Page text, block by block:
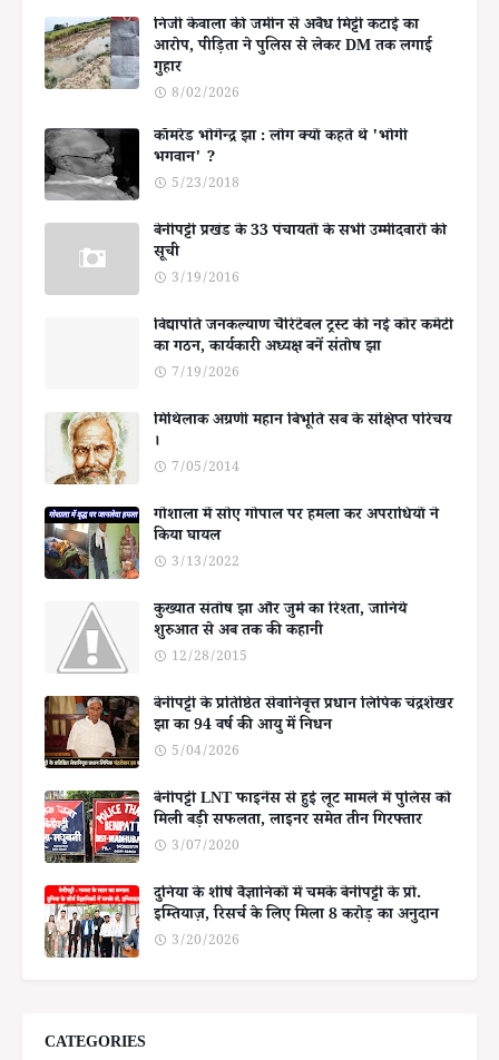
निजी केवाला की जमीन से अवैध मिट्टी कटाई का
आरोप, पीड़िता ने पुलिस से लेकर DM तक लगाई
गुहार
8/02/2026
कॉमरेड भोगेन्द्र झा : लोग क्यों कहते थे 'भोगी
भगवान' ?
5/23/2018
बेनीपट्टी प्रखंड के 33 पंचायतों के सभी उम्मीदवारों की
सूची
3/19/2016
विद्यापति जनकल्याण चैरिटेबल ट्रस्ट की नई कोर कमेटी
का गठन, कार्यकारी अध्यक्ष बनें संतोष झा
7/19/2026
मिथिलाक अग्रणी महान बिभूति सब के संक्षिप्त परिचय
।
7/05/2014
गोशाला में सोए गोपाल पर हमला कर अपराधियों ने
किया घायल
3/13/2022
कुख्यात संतोष झा और जुर्म का रिश्ता, जानिये
शुरुआत से अब तक की कहानी
12/28/2015
बेनीपट्टी के प्रतिष्ठित सेवानिवृत्त प्रधान लिपिक चंद्रशेखर
झा का 94 वर्ष की आयु में निधन
5/04/2026
बेनीपट्टी LNT फाइनेंस से हुई लूट मामले में पुलिस को
मिली बड़ी सफलता, लाइनर समेत तीन गिरफ्तार
3/07/2020
दुनिया के शीर्ष वैज्ञानिकों में चमके बेनीपट्टी के प्रो.
इम्तियाज़, रिसर्च के लिए मिला 8 करोड़ का अनुदान
3/20/2026
CATEGORIES